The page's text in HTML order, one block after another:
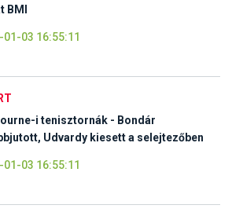
BMI
01-03 16:55:11
i tenisztornák - Bondár
Udvardy kiesett a selejtezőben
01-03 16:55:11